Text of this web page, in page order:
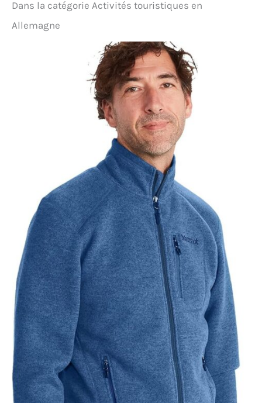
l'extérieur et les tenues décontractées : convient
pour les sentiers de randonnée, les visites en ville
s'associe facilement avec des t-shirts, des sweats à
capuche ou des vestes d'extérieur. Un ajout
pratique à toute garde-robe de voyage ou
d'extérieur, offrant confort et adaptabilité dans un
seul design Tailles: Veuillez consulter la tableau
des tailles avant l’achat
Dans la catégorie Activités touristiques en
Allemagne